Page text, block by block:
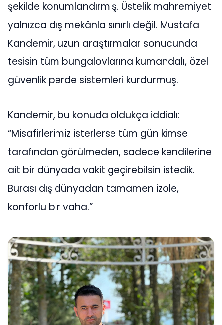
şekilde konumlandırmış. Üstelik mahremiyet
yalnızca dış mekânla sınırlı değil. Mustafa
Kandemir, uzun araştırmalar sonucunda
tesisin tüm bungalovlarına kumandalı, özel
güvenlik perde sistemleri kurdurmuş.
Kandemir, bu konuda oldukça iddialı:
“Misafirlerimiz isterlerse tüm gün kimse
tarafından görülmeden, sadece kendilerine
ait bir dünyada vakit geçirebilsin istedik.
Burası dış dünyadan tamamen izole,
konforlu bir vaha.”